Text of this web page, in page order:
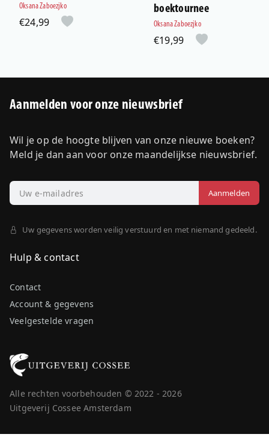
Oksana Zaboezjko
€24,99
boektournee
Oksana Zaboezjko
€19,99
Aanmelden voor onze nieuwsbrief
Wil je op de hoogte blijven van onze nieuwe boeken?
Meld je dan aan voor onze maandelijkse nieuwsbrief.
Uw gegevens worden veilig verstuurd en met niemand gedeeld.
Hulp & contact
Account & gegevens
Veelgestelde vragen
Contact
Alle rechten voorbehouden © 2022 - 2026
Uitgeverij Cossee Amsterdam